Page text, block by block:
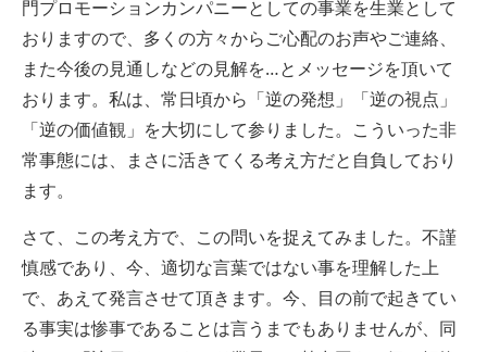
門プロモーションカンパニーとしての事業を生業として
おりますので、多くの方々からご心配のお声やご連絡、
また今後の見通しなどの見解を…とメッセージを頂いて
おります。私は、常日頃から「逆の発想」「逆の視点」
「逆の価値観」を大切にして参りました。こういった非
常事態には、まさに活きてくる考え方だと自負しており
ます。
さて、この考え方で、この問いを捉えてみました。不謹
慎感であり、今、適切な言葉ではない事を理解した上
で、あえて発言させて頂きます。今、目の前で起きてい
る事実は惨事であることは言うまでもありませんが、同